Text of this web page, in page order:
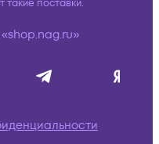
такие поставки.
«shop.nag.ru»